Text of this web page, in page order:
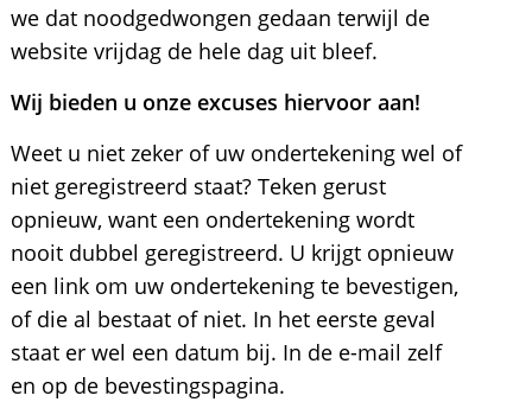
we dat noodgedwongen gedaan terwijl de
website vrijdag de hele dag uit bleef.
Wij bieden u onze excuses hiervoor aan!
Weet u niet zeker of uw ondertekening wel of
niet geregistreerd staat? Teken gerust
opnieuw, want een ondertekening wordt
nooit dubbel geregistreerd. U krijgt opnieuw
een link om uw ondertekening te bevestigen,
of die al bestaat of niet. In het eerste geval
staat er wel een datum bij. In de e-mail zelf
en op de bevestingspagina.